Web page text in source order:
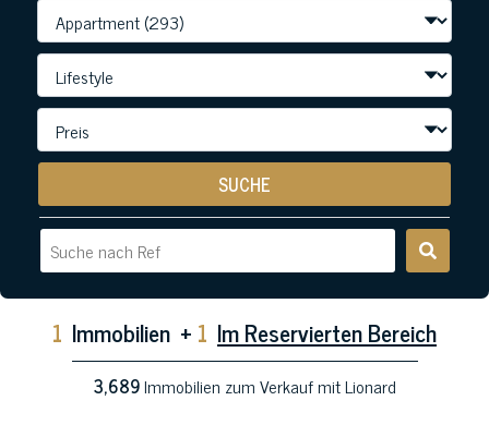
SUCHE
1 Immobilien + 1 Im Reservierten Bereich
3,689Immobilien zum Verkauf mit Lionard